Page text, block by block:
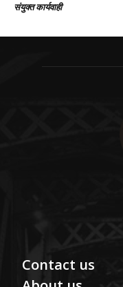
संयुक्त कार्यवाही
Contact us